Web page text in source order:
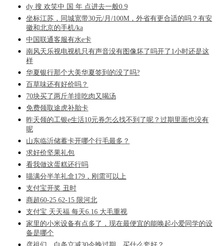
dy 搜 欢笑中 国 年 点进去一般0.9
坐标江苏，同城宽带30元/月/100M，外省有更合适的吗？有安
徽和北京的手机/ka
中国联通客服有水e卡
南风天乐视电视机只有声音没有图像坏了吗开了1小时还是这
样
华夏银行那个大美华夏签到的没了吗?
百草味还有好价吗？
70块买了两斤羊排吃肉又喝汤
免费领取途虎补胎卡
昨天领的工银e生活10元券怎么找不到了呢？过期里面也没有
呢
山东临沂储蓄卡开哪个行毛最多？
求好价坚果礼包
看我做这蛋糕还行吗
喵满分半羊礼盒179，刚需可以上
支付宝开奖 丑时
商超60-25 62-15 限河北
支付宝 天天福 每天6.16 大毛重视
家里的小米设备有点多了，现在最便宜的能唤起小爱同学的设
备是哪个